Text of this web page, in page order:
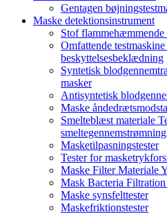
Gentagen
Maske detektionsinstrument
Stof flammehæmmende
Omfattende
beskyttelsesbeklædning
Syntetisk
masker
Antisyntetisk
Maske
Smelteblæst materiale
smeltegennemstrømning
Masketilpasningstester
Tester for
Maske Filter Materiale
Mask Bacteria
Maske synsfelttester
Maskefriktionstester